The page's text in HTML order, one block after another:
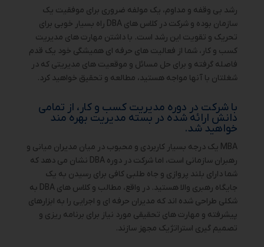
رشد بی وقفه و مداوم، یک مولفه ضروری برای موفقیت یک
سازمان بوده و شرکت در کلاس های DBA راه بسیار خوبی برای
تحریک و تقویت این رشد است. با داشتن مهارت های مدیریت
کسب و کار، شما از فعالیت های حرفه ای همیشگی خود یک قدم
فاصله گرفته و برای حل مسائل و موقعیت های مدیریتی که در
شغلتان با آنها مواجه هستید، مطالعه و تحقیق خواهید کرد.
با شرکت در دوره مدیریت کسب و کار، از تمامی
دانش ارائه شده در بسته مدیریت بهره مند
خواهید شد.
MBA یک درجه بسیار کاربردی و محبوب در میان مدیران میانی و
رهبران سازمانی است، اما شرکت در دوره DBA نشان می دهد که
شما دارای بلند پروازی و جاه طلبی کافی برای رسیدن به یک
جایگاه رهبری والا هستید. در واقع، مطالب و کلاس های DBA به
شکلی طراحی شده اند که مدیران حرفه ای و اجرایی را به ابزارهای
پیشرفته و مهارت های تحقیقی مورد نیاز برای برنامه ریزی و
تصمیم گیری استراتژیک مجهز سازند.